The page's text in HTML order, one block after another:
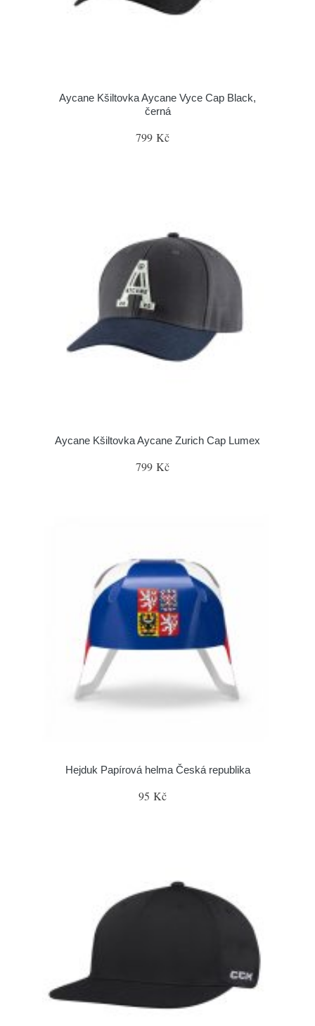
Aycane Kšiltovka Aycane Vyce Cap Black,
černá
799 Kč
Aycane Kšiltovka Aycane Zurich Cap Lumex
799 Kč
Hejduk Papírová helma Česká republika
95 Kč